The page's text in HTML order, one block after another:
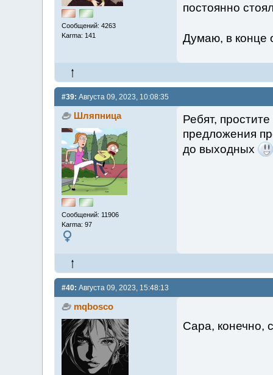
Сообщений: 4263
Karma: 141
постоянно
Думаю, в конце
#39: Августа 09, 2023, 10:08:35
Шляпница
Сообщений: 11906
Karma: 97
Ребят,
предложения
до выходных
#40: Августа 09, 2023, 15:48:13
mqbosco
Сара, конечно,